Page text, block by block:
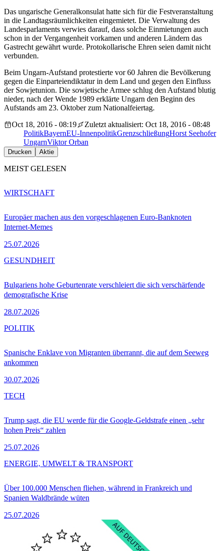
Das ungarische Generalkonsulat hatte sich für die Festveranstaltung
in die Landtagsräumlichkeiten eingemietet. Die Verwaltung des
Landesparlaments verwies darauf, dass solche Einmietungen auch
schon in der Vergangenheit vorkamen und anderen Ländern das
Gastrecht gewährt wurde. Protokollarische Ehren seien damit nicht
verbunden.
Beim Ungarn-Aufstand protestierte vor 60 Jahren die Bevölkerung
gegen die Einparteiendiktatur in dem Land und gegen den Einfluss
der Sowjetunion. Die sowjetische Armee schlug den Aufstand blutig
nieder, nach der Wende 1989 erklärte Ungarn den Beginn des
Aufstands am 23. Oktober zum Nationalfeiertag.
Oct 18, 2016 - 08:19
Zuletzt aktualisiert: Oct 18, 2016 - 08:48
PolitikBayernEU-InnenpolitikGrenzschließungHorst Seehofer
UngarnViktor Orban
Drucken Aktie
MEIST GELESEN
Europäer machen aus den vorgeschlagenen Euro-Banknoten
Internet-Memes
25.07.2026
WIRTSCHAFT
Bulgariens hohe Geburtenrate verschleiert die sich verschärfende
demografische Krise
28.07.2026
GESUNDHEIT
Spanische Enklave von Migranten überrannt, die auf dem Seeweg
ankommen
30.07.2026
POLITIK
Trump sagt, die EU werde für die Google-Geldstrafe einen „sehr
hohen Preis“ zahlen
25.07.2026
TECH
Über 100.000 Menschen fliehen, während in Frankreich und
Spanien Waldbrände wüten
25.07.2026
ENERGIE, UMWELT & TRANSPORT